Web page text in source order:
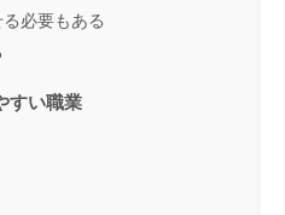
必要もある
すい職業